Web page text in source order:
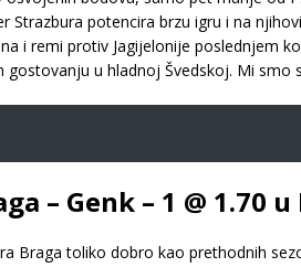
Strazbura potencira brzu igru i na
i remi protiv Jagijelonije poslednjem
gostovanju u hladnoj Švedskoj. Mi smo
– Genk – 1 @ 1.70
Braga toliko dobro kao prethodnih